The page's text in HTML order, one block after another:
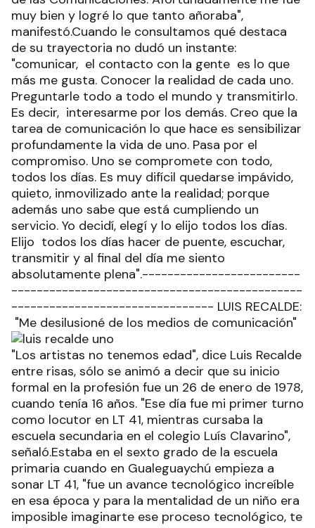
muy bien y logré lo que tanto añoraba",
manifestó.Cuando le consultamos qué destaca
de su trayectoria no dudó un instante:
"comunicar, el contacto con la gente es lo que
más me gusta. Conocer la realidad de cada uno.
Preguntarle todo a todo el mundo y transmitirlo.
Es decir, interesarme por los demás. Creo que la
tarea de comunicación lo que hace es sensibilizar
profundamente la vida de uno. Pasa por el
compromiso. Uno se compromete con todo,
todos los días. Es muy difícil quedarse impávido,
quieto, inmovilizado ante la realidad; porque
además uno sabe que está cumpliendo un
servicio. Yo decidí, elegí y lo elijo todos los días.
Elijo todos los días hacer de puente, escuchar,
transmitir y al final del día me siento
absolutamente plena".-------------------------
----------------------------------------------
-------------------------------- LUIS RECALDE:
"Me desilusioné de los medios de comunicación"
"Los artistas no tenemos edad", dice Luis Recalde
entre risas, sólo se animó a decir que su inicio
formal en la profesión fue un 26 de enero de 1978,
cuando tenía 16 años. "Ese día fue mi primer turno
como locutor en LT 41, mientras cursaba la
escuela secundaria en el colegio Luís Clavarino",
señaló.Estaba en el sexto grado de la escuela
primaria cuando en Gualeguaychú empieza a
sonar LT 41, "fue un avance tecnológico increíble
en esa época y para la mentalidad de un niño era
imposible imaginarte ese proceso tecnológico, te